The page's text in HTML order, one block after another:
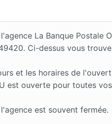
La Banque Postale
Ci-dessus vous
et les horaires de
est ouverte pour toutes
est souvent fermée.